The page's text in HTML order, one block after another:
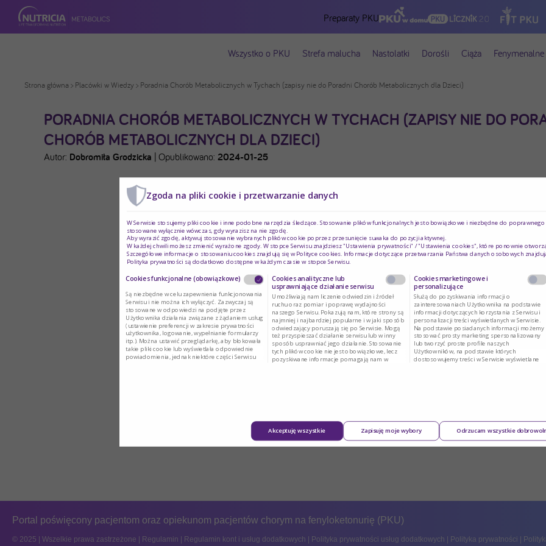
Preparaty PKU
Wszystko o PKU Strefa malucha Nastolatki Dorośli Ciąża
Strona główna > Placówki w Wiedzy > Poradnia Chorób Metabolicznych w Tychach (zapisy nie do Poradni Chorób Metabolicznych dla Dzieci)
PORADNIA CHORÓB METABOLICZNYCH W TYCHACH (ZAPISY NIE DO
CHORÓB METABOLICZNYCH DLA DZIECI)
Autor: Dobromiła Grodzicka Opublikowano: 2024-01-25
Portal poświęcony pacjentom oraz opiekunom pacjentów chorym na fenyloketonurię (PKU)
© 2025 | Wszelkie prawa zastrzeżone | Regulamin Regulamin kont i usług dodatkowych Polityka prywatności usług dodatkowych Polityka prywatności
Zgoda na pliki cookie i przetwarzanie danych
W Serwisie stosujemy pliki cookie i inne podobne narzędzia śledzące. Stosowanie plików funkcjonalnych jest obowiązkowe i niezbędne do poprawnego
stosowane wyłącznie wówczas, gdy wyrazisz na nie zgodę.
Aby wyrazić zgodę, aktywuj stosowanie wybranych plików cookie poprzez przesunięcie suwaka do pozycji aktywnej.
W każdej chwili możesz zmienić wyrażone zgody. W stopce Serwisu znajdziesz "Ustawienia prywatności" / "Ustawienia cookies", które ponownie
Szczegółowe informacje o stosowaniu cookies znajdują się wPolityce cookies. Informacje dotyczące przetwarzania Państwa danych osobowych
Polityka prywatności są dodatkowo dostępne w każdym czasie w stopce Serwisu.
Cookies funkcjonalne (obowiązkowe)
Są niezbędne w celu zapewnienia funkcjonowania
Serwisu i nie można ich wyłączyć. Zazwyczaj są
stosowane w odpowiedzi na podjęte przez
Użytkownika działania związane z żądaniem usług
(ustawienie preferencji w zakresie prywatności
użytkownika, logowanie, wypełnianie formularzy
itp.). Można ustawić przeglądarkę, aby blokowała
takie pliki cookie lub wyświetlała odpowiednie
powiadomienia, jednak niektóre części Serwisu
Cookies analityczne lub
usprawniające działanie serwisu
Umożliwiają nam liczenie odwiedzin i źródeł
ruchu oraz pomiar i poprawę wydajności
naszego Serwisu. Pokazują nam, które strony są
najmniej i najbardziej popularne i w jaki sposób
odwiedzający poruszają się po Serwisie. Mogą
też przyspieszać działanie serwisu lub w inny
sposób usprawniać jego działanie. Stosowanie
tych plików cookie nie jest obowiązkowe, lecz
pozyskiwane informacje pomagają nam w
Cookies marketingowe i
personalizujące
Służą do pozyskiwania informacji o
zainteresowaniach Użytkownika na podstawie
informacji dotyczących korzystania z Serwisu i
personalizacji treści wyświetlanych w Serwisie.
Na podstawie posiadanych informacji możemy
stosować prosty marketing spersonalizowany
lub tworzyć proste profile naszych
Użytkowników, na podstawie których
dostosowujemy treści w Serwisie wyświetlane
Akceptuję wszystkie Zapisuję moje wybory Odrzucam wszystkie